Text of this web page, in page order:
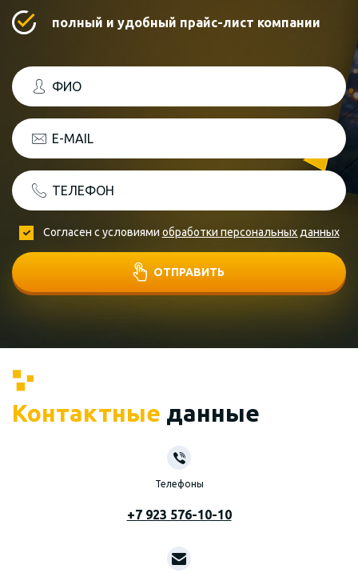
полный и удобный прайс-лист компании
ФИО
E-MAIL
ТЕЛЕФОН
Согласен с условиями обработки персональных данных
ОТПРАВИТЬ
Контактные данные
Телефоны
+7 923 576-10-10